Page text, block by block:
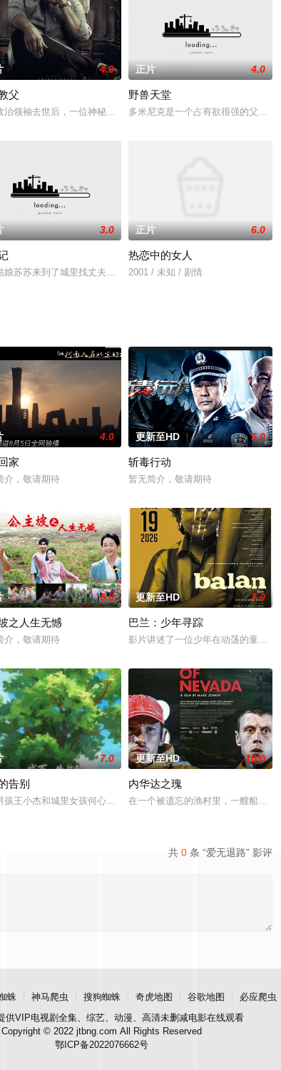
危险的挑战－－勇闯苏联铁幕。夏利与前情报员到莫斯科追查
4.0
父
治领袖去世后，一位神秘男子开始掌握政权。
正片 4.0
野兽天堂
多米尼克是一个占有欲很强的父亲
行了一些列的努力，最终找到了事实的真相。贪婪的人最后得
していく姿を描いた3D映画。のどかな町の交番に勤務する新
3.0
娘苏苏来到了城里找丈夫，可她却看到丈夫正和花家千金拜堂成
正片 6.0
热恋中的女人
2001 / 未知 / 剧情
上迄今为止最具挑战性的任务。
化传媒有限公司
4.0
家
介，敬请期待
更新至HD 5.0
斩毒行动
暂无简介，敬请期待
have seized
6.0
之人生无憾
介，敬请期待
更新至HD 7.0
巴兰：少年寻踪
影片讲述了一位少年在动荡的童年
病危师兄的嘱托，他接手一支被嘲为“无胜利队”的业余球队。当
7.0
告别
孩王小杰和城里女孩何心琪都有着复杂的家庭，他们在一个夏天里
更新至HD 10.0
内华达之瑰
在一个被遗忘的渔村里，一艘船神秘
共 0 条 “爱无退路” 影评
蛛 神马爬虫 搜狗蜘蛛 奇虎地图 谷歌地图
必应爬虫
供VIP电视剧全集、综艺、动漫、高清未删减电影在线观看
Copyright © 2022 jtbng.com All Rights Reserved
鄂ICP备2022076662号